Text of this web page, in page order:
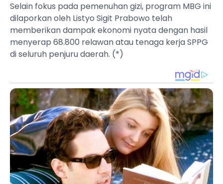
Selain fokus pada pemenuhan gizi, program MBG ini
dilaporkan oleh Listyo Sigit Prabowo telah
memberikan dampak ekonomi nyata dengan hasil
menyerap 68.800 relawan atau tenaga kerja SPPG
di seluruh penjuru daerah. (*)